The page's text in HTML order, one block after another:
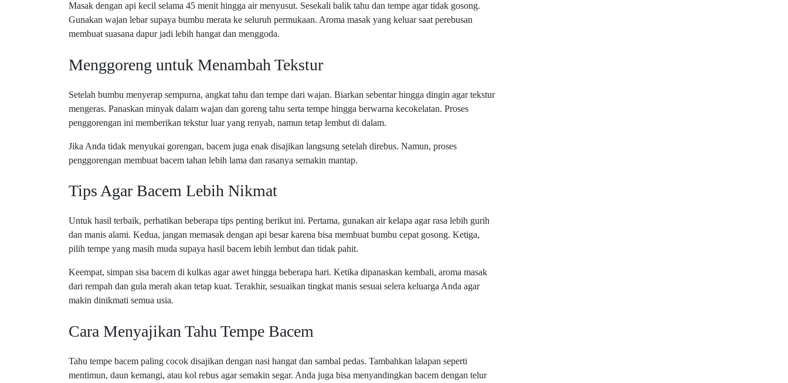
Masak dengan api kecil selama 45 menit hingga air menyusut. Sesekali balik tahu dan tempe agar tidak gosong.
Gunakan wajan lebar supaya bumbu merata ke seluruh permukaan. Aroma masak yang keluar saat perebusan
membuat suasana dapur jadi lebih hangat dan menggoda.
Menggoreng untuk Menambah Tekstur
Setelah bumbu menyerap sempurna, angkat tahu dan tempe dari wajan. Biarkan sebentar hingga dingin agar tekstur
mengeras. Panaskan minyak dalam wajan dan goreng tahu serta tempe hingga berwarna kecokelatan. Proses
penggorengan ini memberikan tekstur luar yang renyah, namun tetap lembut di dalam.
Jika Anda tidak menyukai gorengan, bacem juga enak disajikan langsung setelah direbus. Namun, proses
penggorengan membuat bacem tahan lebih lama dan rasanya semakin mantap.
Tips Agar Bacem Lebih Nikmat
Untuk hasil terbaik, perhatikan beberapa tips penting berikut ini. Pertama, gunakan air kelapa agar rasa lebih gurih
dan manis alami. Kedua, jangan memasak dengan api besar karena bisa membuat bumbu cepat gosong. Ketiga,
pilih tempe yang masih muda supaya hasil bacem lebih lembut dan tidak pahit.
Keempat, simpan sisa bacem di kulkas agar awet hingga beberapa hari. Ketika dipanaskan kembali, aroma masak
dari rempah dan gula merah akan tetap kuat. Terakhir, sesuaikan tingkat manis sesuai selera keluarga Anda agar
makin dinikmati semua usia.
Cara Menyajikan Tahu Tempe Bacem
Tahu tempe bacem paling cocok disajikan dengan nasi hangat dan sambal pedas. Tambahkan lalapan seperti
mentimun, daun kemangi, atau kol rebus agar semakin segar. Anda juga bisa menyandingkan bacem dengan telur